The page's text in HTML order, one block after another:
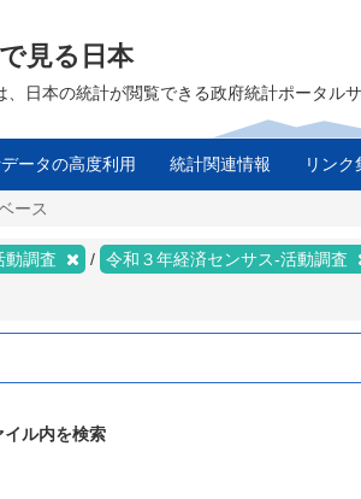
見る日本
、日本の統計が閲覧できる政府統計ポータル
ータの高度利用 統計関連情報 リンク
ース
動調査 令和３年経済センサス‐活動調査
イル内を検索